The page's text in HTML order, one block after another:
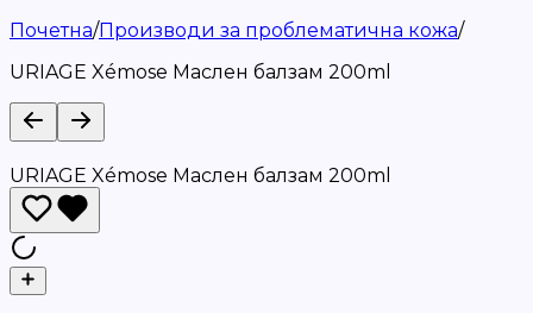
Почетна/Производи за проблематична кожа/
URIAGE Xémose Mаслен балзам 200ml
URIAGE Xémose Mаслен балзам 200ml